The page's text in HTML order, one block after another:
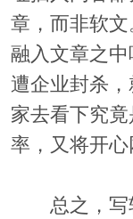
章，而非软
融入文章之
遭企业封杀
家去看下究
率，又将开心
总之，写